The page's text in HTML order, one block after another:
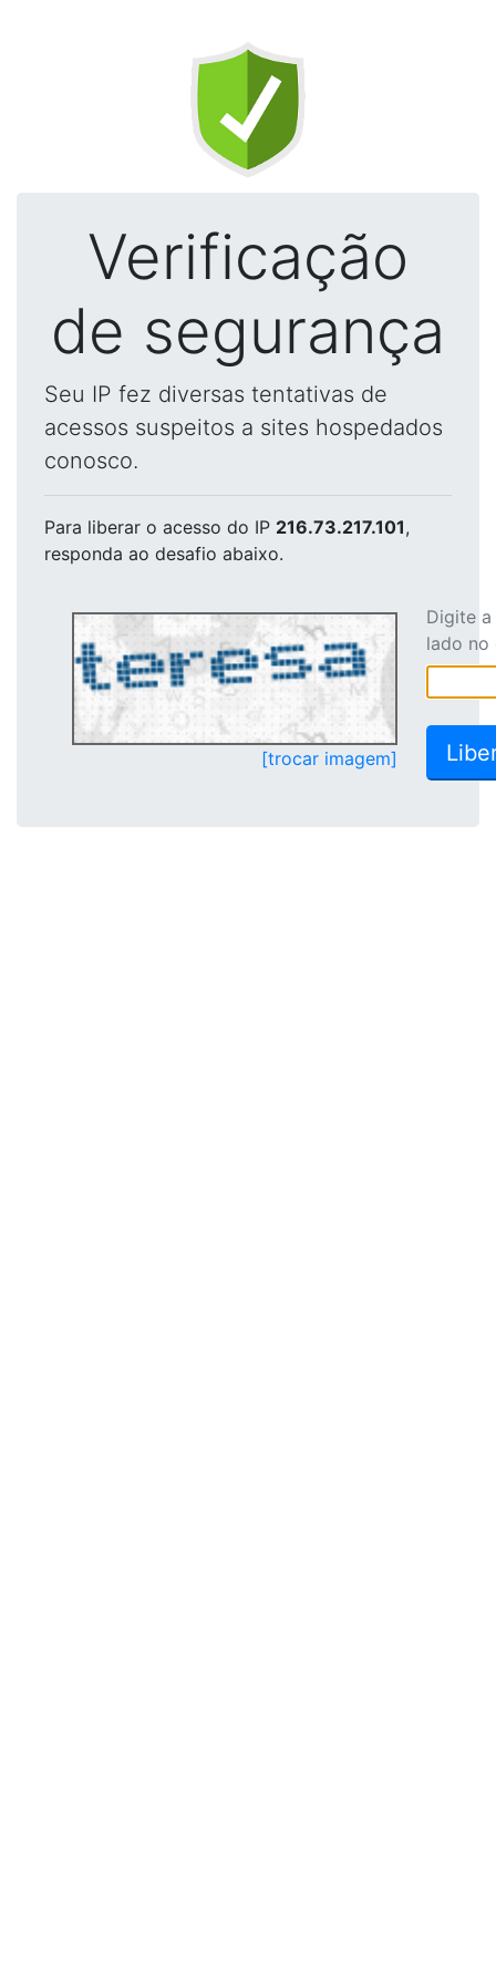
Verificação
de segurança
Seu IP fez diversas tentativas de
acessos suspeitos a sites hospedados
conosco.
Para liberar o acesso do IP 216.73.217.101,
responda ao desafio abaixo.
[trocar imagem]
Digite
lado no